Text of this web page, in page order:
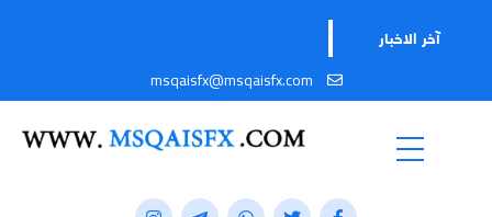
آخر الاخبار
msqaisfx@msqaisfx.com